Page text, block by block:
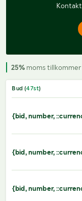
25% moms tillkommer
Bud (47st)
{bid, number,
{bid, number,
{bid, number,